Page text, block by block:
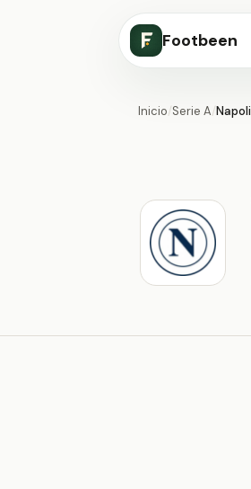
Footbeen
Inicio/Serie A/Napoli